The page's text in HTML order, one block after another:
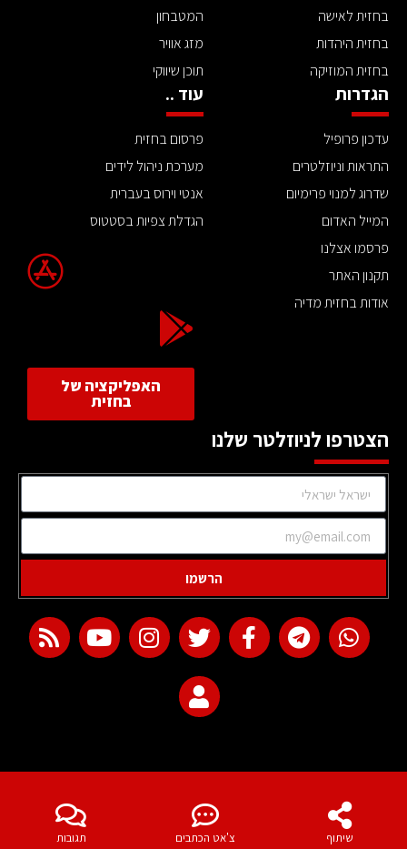
שיתוף צ'אט הכתבים תגובות
בחזית לאישה
בחזית היהדות
בחזית המוזיקה
המטבחון
מזג אוויר
תוכן שיווקי
הגדרות
עדכון פרופיל
התראות וניוזלטרים
שדרוג למנוי פרימיום
המייל האדום
פרסמו אצלנו
תקנון האתר
אודות בחזית מדיה
עוד ..
פרסום בחזית
מערכת ניהול לידים
אנטי וירוס בעברית
הגדלת צפיות בסטטוס
האפליקציה של
בחזית
הצטרפו לניוזלטר שלנו
הרשמו
web development